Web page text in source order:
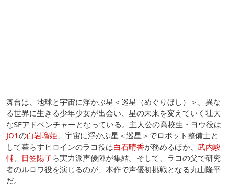
舞台は、地球と宇宙に浮かぶ星＜巡星（めぐりぼし）＞。異な
る世界に生きる少年少女が出会い、星の未来を変えていく壮大
なSFアドベンチャーとなっている。主人公の高校生・ヨウ役は
JO1の白岩瑠姫 、宇宙に浮かぶ星＜巡星＞でロボット整備士と
して暮らすヒロインのラコ役は白石晴香が務めるほか、 武内駿
輔
日笠陽子ら実力派声優陣が集結。そして、ラコの父で研究
者のルロワ役を演じるのが、本作で声優初挑戦となる丸山隆平
だ。